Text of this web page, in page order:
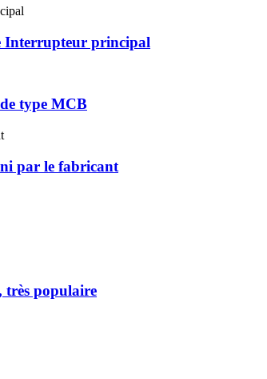
Interrupteur principal
type MCB
par le fabricant
très populaire